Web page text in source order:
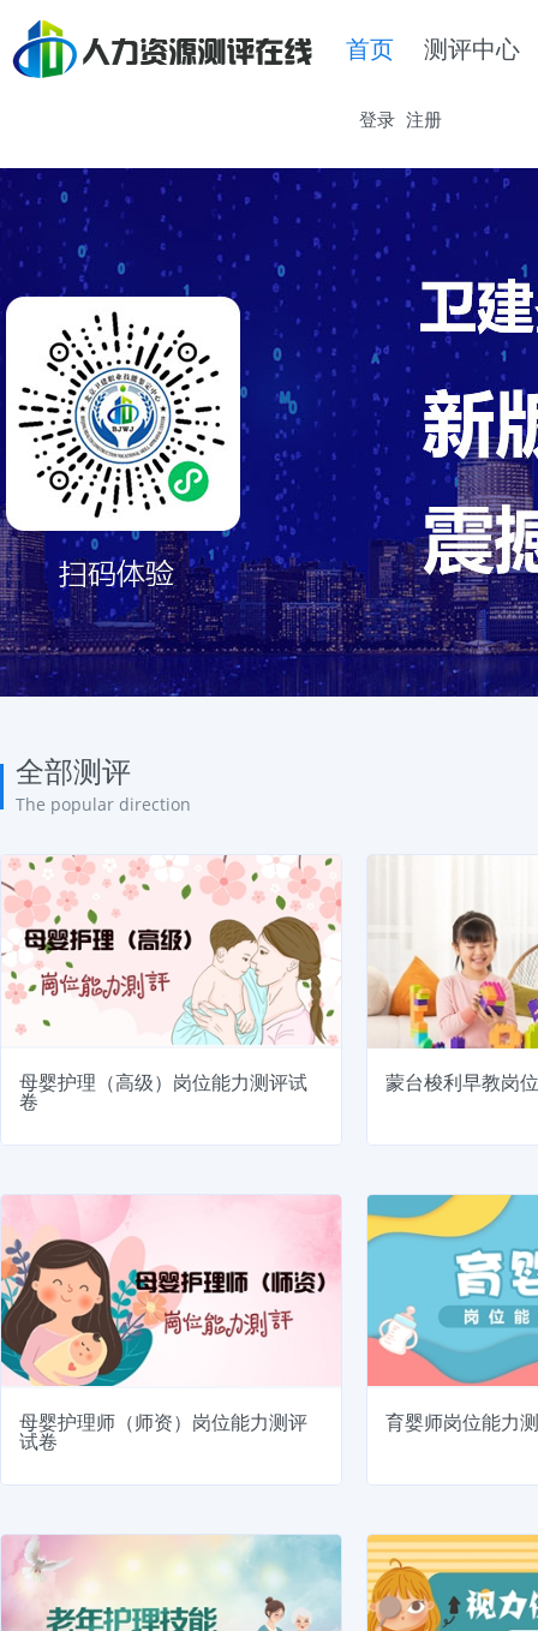
首页 测评中心
登录 注册
全部测评
The popular direction
母婴护理（高级）岗位能力测评试
卷
蒙台梭利早教岗
母婴护理师（师资）岗位能力测评
试卷
育婴师岗位能力